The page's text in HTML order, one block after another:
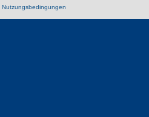
Nutzungsbedingungen